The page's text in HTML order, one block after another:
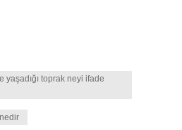
yaşadığı toprak neyi ifade